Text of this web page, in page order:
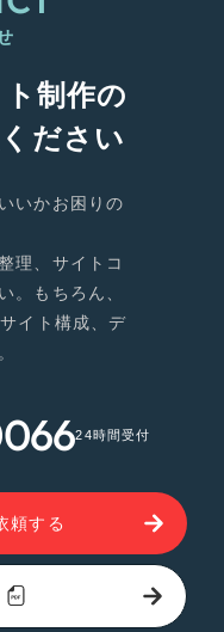
制作の
ださい
いかお困りの
理、サイトコ
。もちろん、
イト構成、デ
24時間受付
頼する